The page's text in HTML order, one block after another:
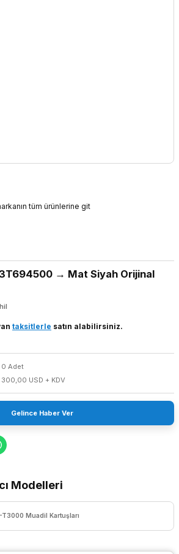
tüm ürünlerine git
→ Mat Siyah Orijinal
taksitlerle satın alabilirsiniz.
0 Adet
300,00 USD + KDV
Gelince Haber Ver
Modelleri
T3000 Muadil Kartuşları